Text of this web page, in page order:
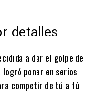
detalles
a dar el golpe de
poner en serios
competir de tú a tú